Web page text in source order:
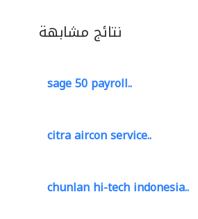
نتائج مشابهة
sage 50 payroll..
citra aircon service..
chunlan hi-tech indonesia..